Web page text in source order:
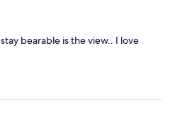
bearable is the view.. I love